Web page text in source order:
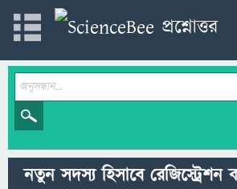
নতুন সদস্য হিসাবে